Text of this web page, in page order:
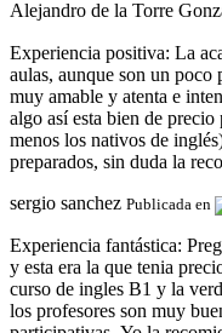
Alejandro de la Torre
Experiencia positiva: La
aulas, aunque son un poco
muy amable y atenta e
algo así esta bien de
menos los nativos de
preparados, sin duda la
sergio sanchez Publicada en
Experiencia fantástica:
y esta era la que tenia
curso de ingles B1 y la
los profesores son muy